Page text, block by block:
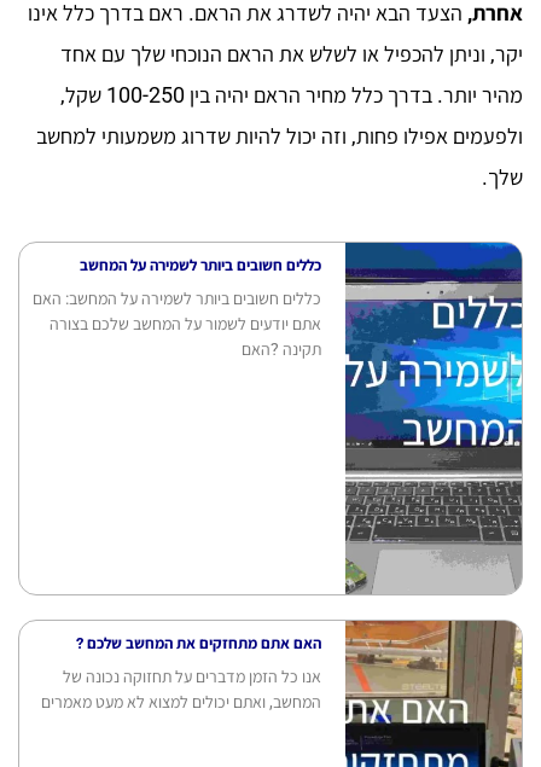
אחרת, הצעד הבא יהיה לשדרג את הראם. ראם בדרך כלל אינו
יקר, וניתן להכפיל או לשלש את הראם הנוכחי שלך עם אחד
מהיר יותר. בדרך כלל מחיר הראם יהיה בין 100-250 שקל,
ולפעמים אפילו פחות, וזה יכול להיות שדרוג משמעותי למחשב
שלך.
כללים חשובים ביותר לשמירה על המחשב
כללים חשובים ביותר לשמירה על המחשב: האם
אתם יודעים לשמור על המחשב שלכם בצורה
תקינה ?האם
האם אתם מתחזקים את המחשב שלכם ?
אנו כל הזמן מדברים על תחזוקה נכונה של
המחשב, ואתם יכולים למצוא לא מעט מאמרים